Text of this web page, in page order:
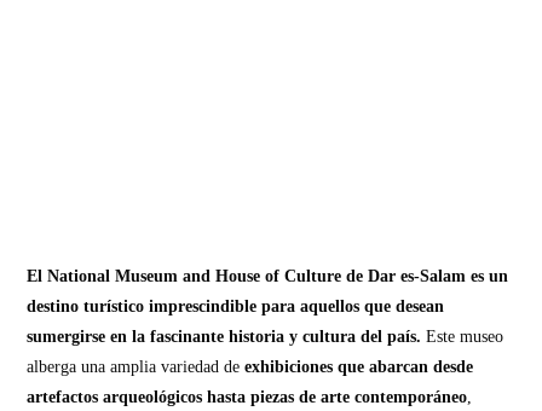
El National Museum and House of Culture de Dar es-Salam es un
destino turístico imprescindible para aquellos que desean
sumergirse en la fascinante historia y cultura del país.Este museo
alberga una amplia variedad deexhibiciones que abarcan desde
artefactos arqueológicos hasta piezas de arte contemporáneo,